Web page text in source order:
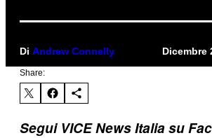
Di Andrew Connelly Dicembre
Share:
Segui VICE News Italia su